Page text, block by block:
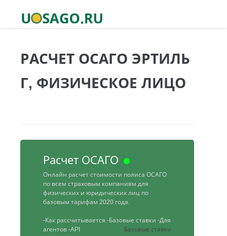
РАСЧЕТ ОСАГО ЭРТИЛЬ
Г, ФИЗИЧЕСКОЕ ЛИЦО
Расчет ОСАГО
Онлайн расчет стоимости полиса ОСАГО
по всем страховым компаниям для
физических и юридических лиц по
базовым тарифам 2020 года.
-Как рассчитывается -Базовые ставки -Для
агентов-API Базовые ставки